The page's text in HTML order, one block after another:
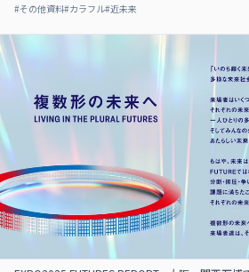
#その他資料#カラフル#近未来